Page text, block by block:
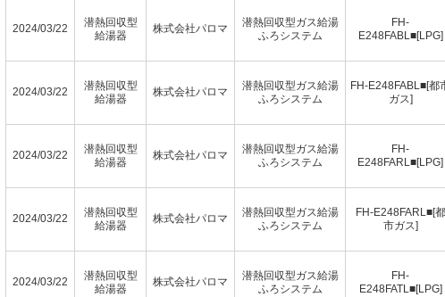
2024/03/22
潜熱回収型
給湯器
株式会社パロマ
潜熱回収型ガス給湯
ふろシステム
FH-
E248FABL■[LPG]
2024/03/22
潜熱回収型
給湯器
株式会社パロマ
潜熱回収型ガス給湯
ふろシステム
FH-E248FABL■[都
ガス]
2024/03/22
潜熱回収型
給湯器
株式会社パロマ
潜熱回収型ガス給湯
ふろシステム
FH-
E248FARL■[LPG]
2024/03/22
潜熱回収型
給湯器
株式会社パロマ
潜熱回収型ガス給湯
ふろシステム
FH-E248FARL■[都
市ガス]
2024/03/22
潜熱回収型
給湯器
株式会社パロマ
潜熱回収型ガス給湯
ふろシステム
FH-
E248FATL■[LPG]